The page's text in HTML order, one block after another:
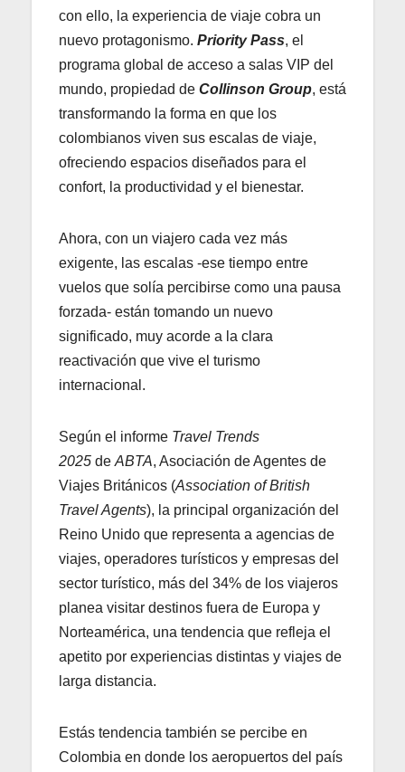
con ello, la experiencia de viaje cobra un
nuevo protagonismo. Priority Pass, el
programa global de acceso a salas VIP del
mundo, propiedad de Collinson Group, está
transformando la forma en que los
colombianos viven sus escalas de viaje,
ofreciendo espacios diseñados para el
confort, la productividad y el bienestar.
Ahora, con un viajero cada vez más
exigente, las escalas -ese tiempo entre
vuelos que solía percibirse como una pausa
forzada- están tomando un nuevo
significado, muy acorde a la clara
reactivación que vive el turismo
internacional.
Según el informe Travel Trends
2025 de ABTA, Asociación de Agentes de
Viajes Británicos (Association of British
Travel Agents), la principal organización del
Reino Unido que representa a agencias de
viajes, operadores turísticos y empresas del
sector turístico, más del 34% de los viajeros
planea visitar destinos fuera de Europa y
Norteamérica, una tendencia que refleja el
apetito por experiencias distintas y viajes de
larga distancia.
Estás tendencia también se percibe en
Colombia en donde los aeropuertos del país